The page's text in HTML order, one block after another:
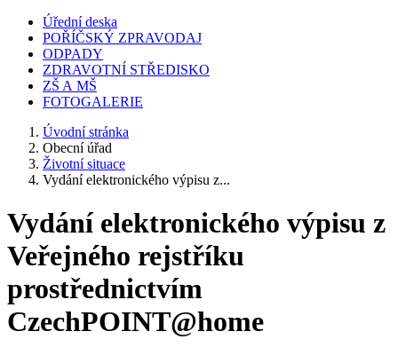
Úřední deska
POŘÍČSKÝ ZPRAVODAJ
ODPADY
ZDRAVOTNÍ STŘEDISKO
ZŠ A MŠ
FOTOGALERIE
Úvodní stránka
Obecní úřad
Životní situace
Vydání elektronického výpisu z...
Vydání elektronického výpisu z
Veřejného rejstříku
prostřednictvím
CzechPOINT@home